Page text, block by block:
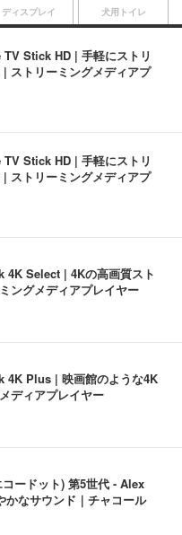
TV Stick HD | 手軽にストリ
ストリーミングメディアプ
TV Stick HD | 手軽にストリ
ストリーミングメディアプ
Select | 4Kの高画質スト
ングメディアプレイヤー
Plus | 映画館のような4K
ディアプレイヤー
ードット) 第5世代 - Alex
かなサウンド｜チャコール
ディスプレイ 犬用トイレ